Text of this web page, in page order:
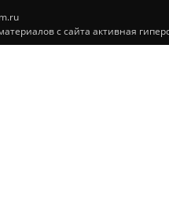
с сайта активная